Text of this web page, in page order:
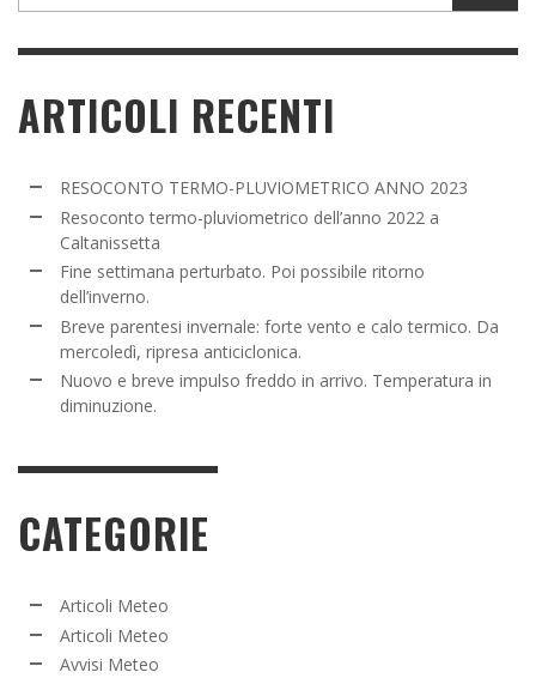
ARTICOLI RECENTI
RESOCONTO TERMO-PLUVIOMETRICO ANNO 2023
Resoconto termo-pluviometrico dell’anno 2022 a
Caltanissetta
Fine settimana perturbato. Poi possibile ritorno
dell’inverno.
Breve parentesi invernale: forte vento e calo termico. Da
mercoledì, ripresa anticiclonica.
Nuovo e breve impulso freddo in arrivo. Temperatura in
diminuzione.
CATEGORIE
Articoli Meteo
Articoli Meteo
Avvisi Meteo